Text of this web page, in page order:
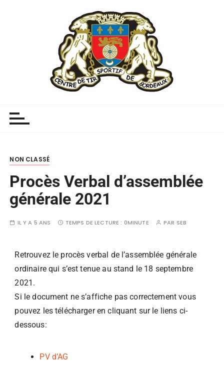
NON CLASSÉ
Procès Verbal d’assemblée
générale 2021
IL Y A 5 ANS TEMPS DE LECTURE : 0MINUTE PAR SEB
Retrouvez le procès verbal de l’assemblée générale
ordinaire qui s’est tenue au stand le 18 septembre
2021.
Si le document ne s’affiche pas correctement vous
pouvez les télécharger en cliquant sur le liens ci-
dessous:
PV d’AG